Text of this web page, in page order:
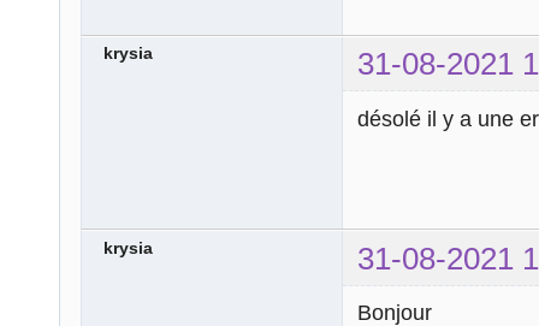
krysia 31-08-2021
désolé il y a une
krysia 31-08-2021
Bonjour